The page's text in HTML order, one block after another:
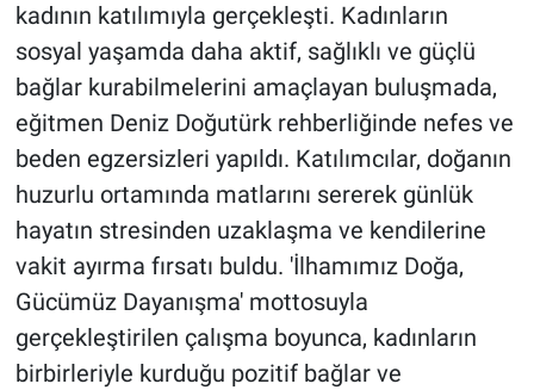
kadının katılımıyla gerçekleşti. Kadınların
sosyal yaşamda daha aktif, sağlıklı ve güçlü
bağlar kurabilmelerini amaçlayan buluşmada,
eğitmen Deniz Doğutürk rehberliğinde nefes ve
beden egzersizleri yapıldı. Katılımcılar, doğanın
huzurlu ortamında matlarını sererek günlük
hayatın stresinden uzaklaşma ve kendilerine
vakit ayırma fırsatı buldu. 'İlhamımız Doğa,
Gücümüz Dayanışma' mottosuyla
gerçekleştirilen çalışma boyunca, kadınların
birbirleriyle kurduğu pozitif bağlar ve